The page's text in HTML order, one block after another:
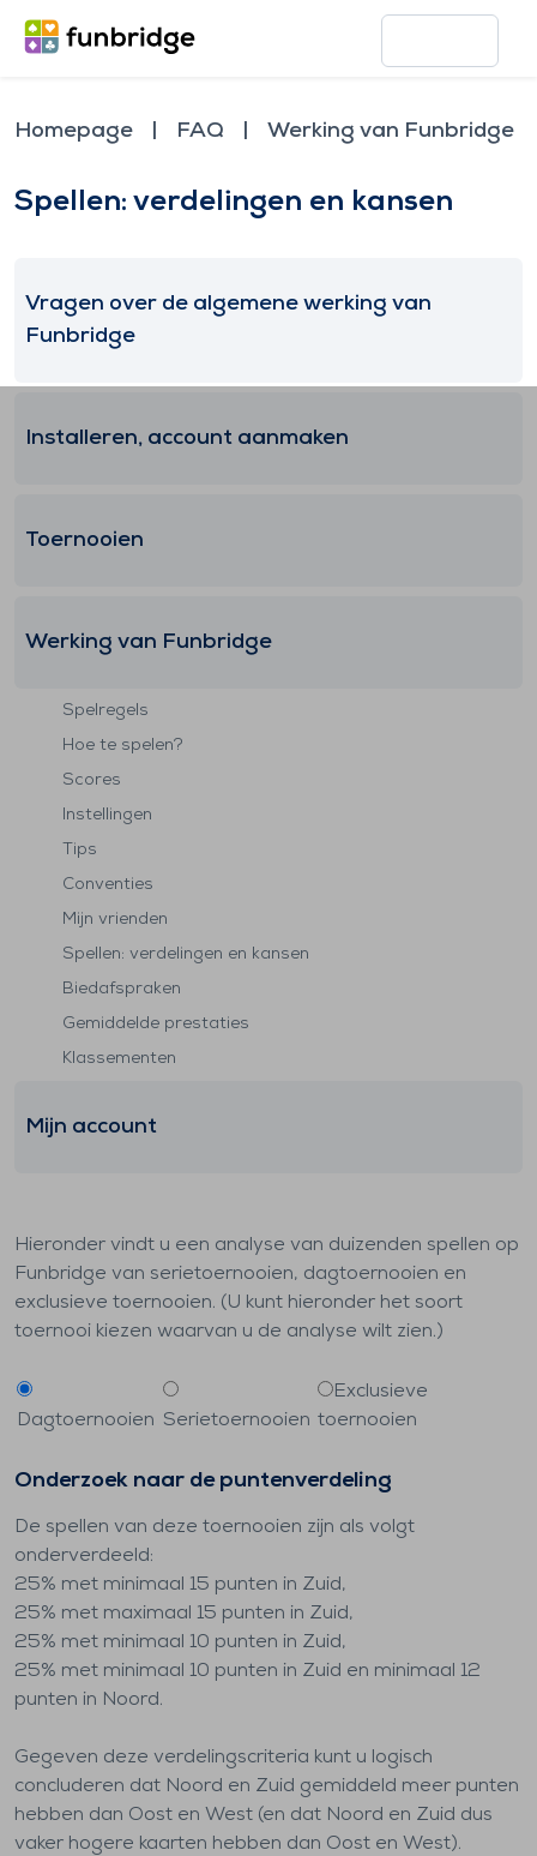
Homepage FAQ Werking van Funbridge
Spellen: verdelingen en kansen
Vragen over de algemene werking van
Funbridge
Installeren, account aanmaken
Toernooien
Werking van Funbridge
Spelregels
Hoe te spelen?
Scores
Instellingen
Tips
Conventies
Mijn vrienden
Spellen: verdelingen en kansen
Biedafspraken
Gemiddelde prestaties
Klassementen
Mijn account
Hieronder vindt u een analyse van duizenden spellen op
Funbridge van serietoernooien, dagtoernooien en
exclusieve toernooien. (U kunt hieronder het soort
toernooi kiezen waarvan u de analyse wilt zien.)
Dagtoernooien Serietoernooien
Exclusieve
toernooien
Onderzoek naar de puntenverdeling
De spellen van deze toernooien zijn als volgt
onderverdeeld:
25% met minimaal 15 punten in Zuid,
25% met maximaal 15 punten in Zuid,
25% met minimaal 10 punten in Zuid,
25% met minimaal 10 punten in Zuid en minimaal 12
punten in Noord.
Gegeven deze verdelingscriteria kunt u logisch
concluderen dat Noord en Zuid gemiddeld meer punten
hebben dan Oost en West (en dat Noord en Zuid dus
vaker hogere kaarten hebben dan Oost en West).